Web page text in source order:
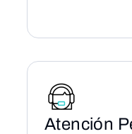
Atención